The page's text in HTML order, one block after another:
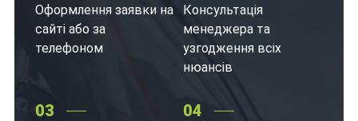
Оформлення заявки на
сайті або за
телефоном
Консультація
менеджера та
узгодження всіх
нюансів
03 04